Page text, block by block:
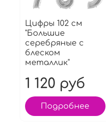
Цифры 102 см
"Большие
серебряные с
блеском
металлик"
1 120 руб
Подробнее